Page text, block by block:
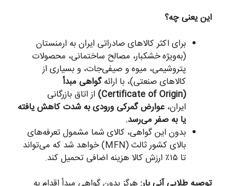
این یعنی چه؟
برای اکثر کالاهای صادراتی ایران به ارمنستان
(به‌ویژه خشکبار، مصالح ساختمانی، محصولات
پتروشیمی، میوه و صیفی‌جات، و بسیاری از
کالاهای صنعتی)، با ارائهگواهی مبدأ
(Certificate of Origin)
از اتاق بازرگانی
ایران، عوارض گمرکی ورودی به شدت کاهش یافته
یا به صفر می‌رسد.
بدون این گواهی، کالای شما مشمول تعرفه‌های
بالای کشور ثالث (MFN) خواهد شد که می‌تواند
تا ۱۵٪ ارزش کالا هزینه اضافی تحمیل کند.